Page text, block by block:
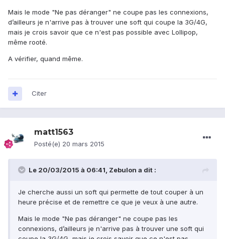
Mais le mode "Ne pas déranger" ne coupe pas les connexions,
d’ailleurs je n'arrive pas à trouver une soft qui coupe la 3G/4G,
mais je crois savoir que ce n'est pas possible avec Lollipop,
même rooté.
A vérifier, quand même.
Citer
matt1563
Posté(e) 20 mars 2015
Le 20/03/2015 à 06:41, Zebulon a dit :
Je cherche aussi un soft qui permette de tout couper à un
heure précise et de remettre ce que je veux à une autre.
Mais le mode "Ne pas déranger" ne coupe pas les
connexions, d’ailleurs je n'arrive pas à trouver une soft qui